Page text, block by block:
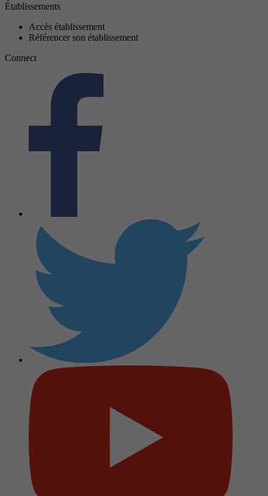
Établissements
Accès établissement
Référencer son établissement
Connect